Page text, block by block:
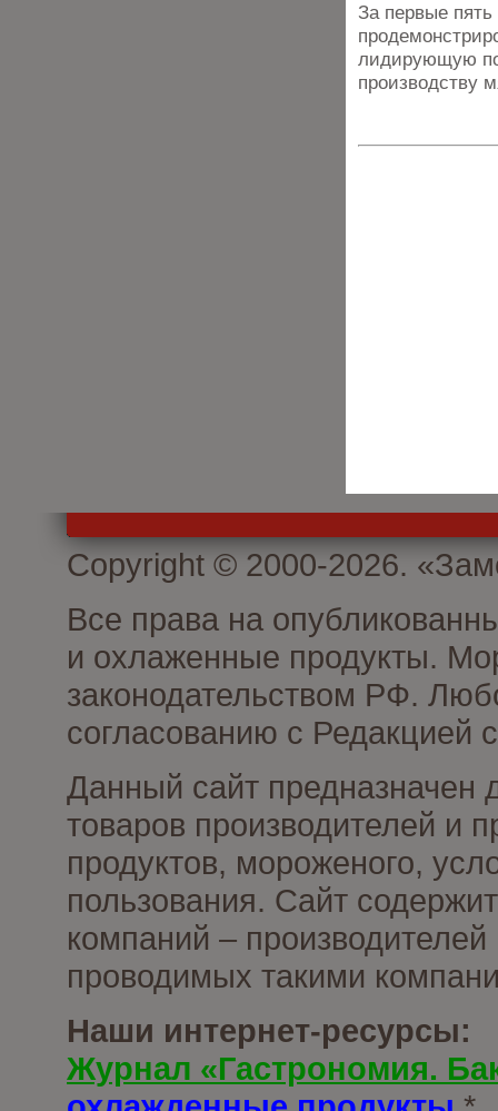
За первые
лидирующую
производству
Copyright © 2000-2026.
Все права на
и охлаженные продукты.
законодательством РФ.
согласованию с Редакцией
Данный сайт предназначен
товаров производителей и
продуктов, мороженого,
пользования. Сайт
компаний –
проводимых такими
Наши интернет-ресурсы:
Журнал «Гастрономия.